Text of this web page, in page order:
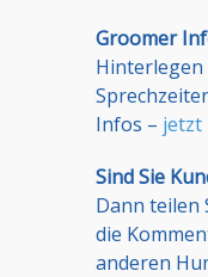
Groomer
Hinterlegen
Infos – jetzt
Sind Sie
Dann teilen
die
anderen